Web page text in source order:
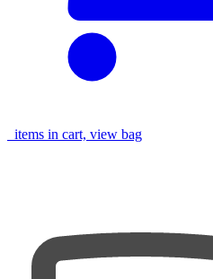
items in cart, view bag